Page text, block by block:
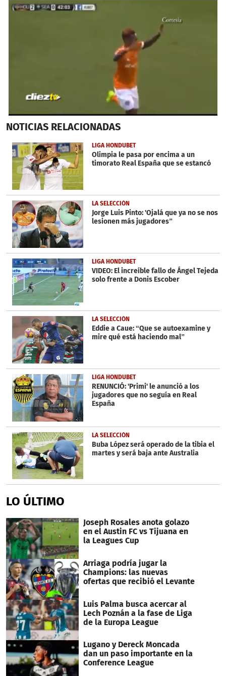
seconds
56
seconds
NOTICIAS RELACIONADAS
LIGA HONDUBET
Olimpia le pasa por encima a un
timorato Real España que se estancó
LA SELECCIÓN
Jorge Luis Pinto: 'Ojalá que ya no se nos
lesionen más jugadores”
LIGA HONDUBET
VIDEO: El increíble fallo de Ángel Tejeda
solo frente a Donis Escober
LA SELECCIÓN
Eddie a Caue: “Que se autoexamine y
mire qué está haciendo mal”
LIGA HONDUBET
RENUNCIÓ: 'Primi' le anunció a los
jugadores que no seguía en Real
España
LA SELECCIÓN
Buba López será operado de la tibia el
martes y será baja ante Australia
LO ÚLTIMO
Joseph Rosales anota golazo
en el Austin FC vs Tijuana en
la Leagues Cup
Arriaga podría jugar la
Champions: las nuevas
ofertas que recibió el Levante
Luis Palma busca acercar al
Lech Poznán a la fase de Liga
de la Europa League
Lugano y Dereck Moncada
dan un paso importante en la
Conference League